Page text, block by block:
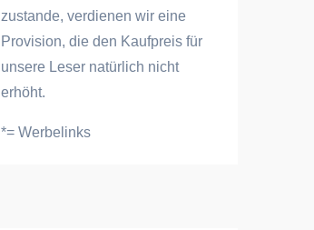
zustande, verdienen wir eine
Provision, die den Kaufpreis für
unsere Leser natürlich nicht
erhöht.
*= Werbelinks